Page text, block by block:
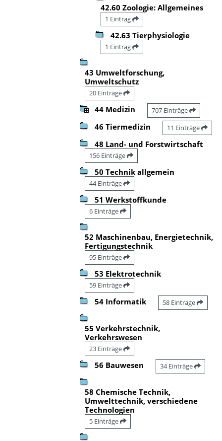
42.60 Zoologie: Allgemeines
1 Eintrag
42.63 Tierphysiologie
1 Eintrag
43 Umweltforschung,
Umweltschutz
20 Einträge
44 Medizin 707 Einträge
46 Tiermedizin 11 Einträge
48 Land- und Forstwirtschaft
156 Einträge
50 Technik allgemein
44 Einträge
51 Werkstoffkunde
6 Einträge
52 Maschinenbau, Energietechnik,
Fertigungstechnik
95 Einträge
53 Elektrotechnik
59 Einträge
54 Informatik 58 Einträge
55 Verkehrstechnik,
Verkehrswesen
23 Einträge
56 Bauwesen 34 Einträge
58 Chemische Technik,
Umwelttechnik, verschiedene
Technologien
5 Einträge